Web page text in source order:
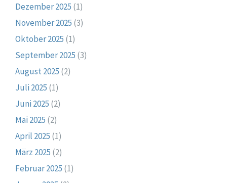
Dezember 2025 (1)
November 2025 (3)
Oktober 2025 (1)
September 2025 (3)
August 2025 (2)
Juli 2025 (1)
Juni 2025 (2)
Mai 2025 (2)
April 2025 (1)
März 2025 (2)
Februar 2025 (1)